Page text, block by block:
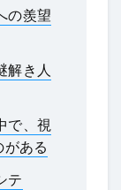
の羨望
解き人
で、視
がある
テ